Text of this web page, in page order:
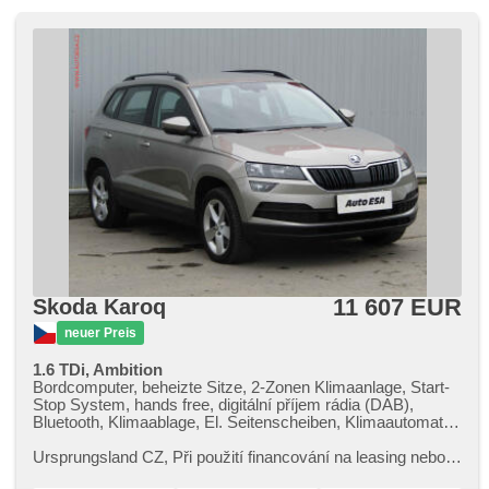
Android Auto, elektronická ruční brzda
Skoda Karoq
neuer Preis
11 607 EUR
1.6 TDi, Ambition
Bordcomputer, beheizte Sitze, 2-Zonen Klimaanlage, Start-
Stop System, hands free, digitální příjem rádia (DAB),
Bluetooth, Klimaablage, El. Seitenscheiben, Klimaautomatik,
Alufelgen, Handgetriebe, El. Spiegel, beheizte Spiegel,
Ursprungsland CZ,​ Při použití financování na leasing nebo